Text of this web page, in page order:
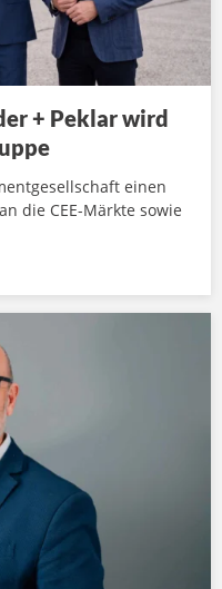
+ Peklar wird
einen
die CEE-Märkte sowie